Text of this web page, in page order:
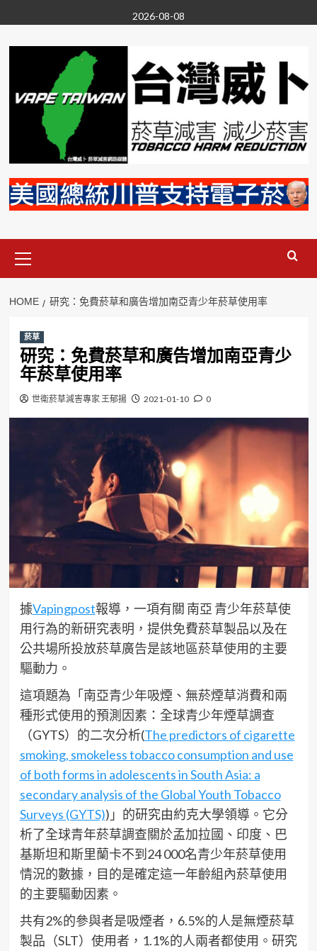
to
content
2026-08-08
Menu
HOME 研究：免費菸草和廣告增加南亞青少年菸草使用率
菸草
研究：免費菸草和廣告增加南亞青少
年菸草使用率
世衛菸草減害專家 王郁揚 2021-01-10 0
據Vapingpost報導，一項有關 南亞 青少年菸草使
用行為的新研究表明，提供免費菸草製品以及在
公共場所投放菸草廣告是該地區菸草使用的主要
驅動力。
這項題為「南亞青少年吸煙、無菸煙草消費和兩
種形式使用的預測因素：全球青少年煙草調查
（GYTS）的二次分析(The predictors of cigarette
smoking, smokeless tobacco consumption and use
of both forms in adolescents in South Asia: a
secondary analysis of the Global Youth Tobacco
Surveys (GYTS))」的研究由約克大學領導。它分
析了全球青年菸草調查關於孟加拉國、印度、巴
基斯坦和斯里蘭卡不到24 000名青少年菸草使用
情況的數據，目的是確定這一年齡組內菸草使用
的主要驅動因素。
共有2%的參與者是吸煙者，6.5%的人是無煙菸草
製品（SLT）使用者，1.1%的人兩者都使用。研究